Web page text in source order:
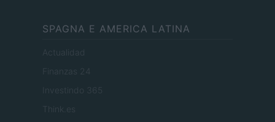
SPAGNA E AMERICA LATINA
Actualidad
Finanzas 24
Investindo 365
Think.es